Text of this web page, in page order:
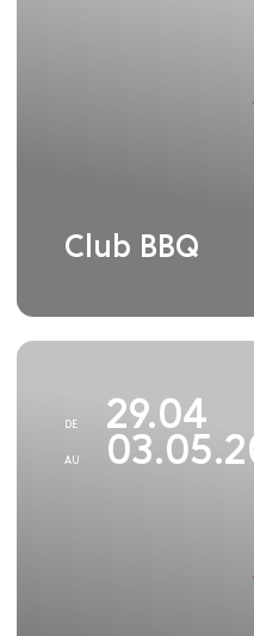
Club BBQ
DE 29.04
AU